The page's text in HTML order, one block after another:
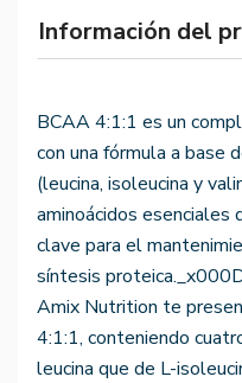
Información del
BCAA 4:1:1 es un
con una fórmula a base
(leucina, isoleucina y
aminoácidos esenciales
clave para el
síntesis
Amix Nutrition te
4:1:1, conteniendo
leucina que de L-